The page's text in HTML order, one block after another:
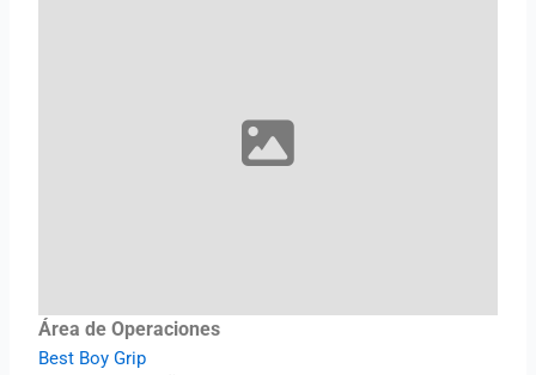
Área de Operaciones
Best Boy Grip